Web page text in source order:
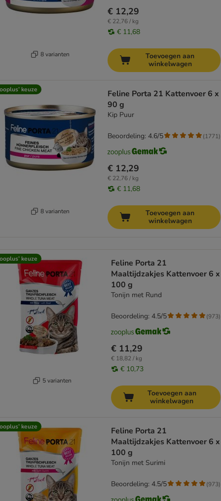
8 varianten
€ 12,29
€ 22,76 / kg
€ 11,68
Toevoegen aan
winkelwagen
keuze
8 varianten
Feline Porta 21 Kattenvoer 6 x
90 g
Kip Puur
€ 12,29
€ 22,76 / kg
€ 11,68
Beoordeling: 4.6/5 (1771)
Toevoegen aan
winkelwagen
keuze
5 varianten
Feline Porta 21
Maaltijdzakjes Kattenvoer 6 x
100 g
Tonijn met Rund
€ 11,29
€ 18,82 / kg
€ 10,73
Beoordeling: 4.5/5 (973)
Toevoegen aan
winkelwagen
keuze
Feline Porta 21
Maaltijdzakjes Kattenvoer 6 x
100 g
Tonijn met Surimi
Beoordeling: 4.5/5 (973)